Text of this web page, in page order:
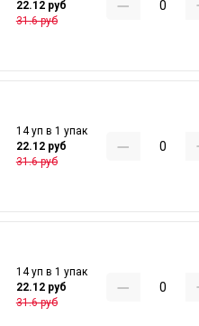
22.12 руб
31.6 руб
14 уп в 1 упак
22.12 руб
31.6 руб
14 уп в 1 упак
22.12 руб
31.6 руб